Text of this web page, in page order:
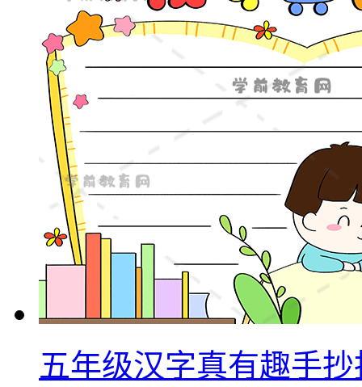
五年级汉字真有趣手抄